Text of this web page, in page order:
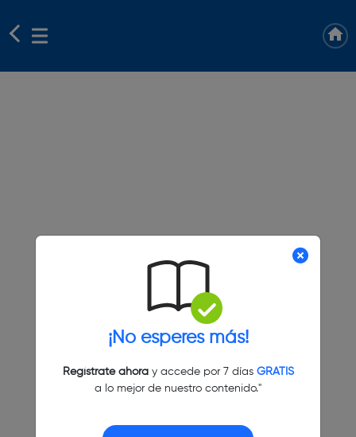
¡No esperes más!
Regístrate ahoray accede por 7 días GRATIS
a lo mejor de nuestro contenido."